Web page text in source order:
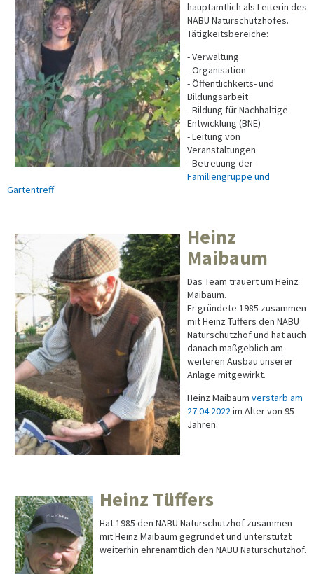
hauptamtlich als Leiterin des
NABU Naturschutzhofes.
Tätigkeitsbereiche:
- Verwaltung
- Organisation
- Öffentlichkeits- und
Bildungsarbeit
- Bildung für Nachhaltige
Entwicklung (BNE)
- Leitung von
Veranstaltungen
- Betreuung der
Familiengruppe und
Gartentreff
Heinz
Maibaum
Das Team trauert um Heinz
Maibaum.
Er gründete 1985 zusammen
mit Heinz Tüffers den NABU
Naturschutzhof und hat auch
danach maßgeblich am
weiteren Ausbau unserer
Anlage mitgewirkt.
Heinz Maibaum verstarb am
27.04.2022im Alter von 95
Jahren.
Heinz Tüffers
Hat 1985 den NABU Naturschutzhof zusammen
mit Heinz Maibaum gegründet und unterstützt
weiterhin ehrenamtlich den NABU Naturschutzhof.